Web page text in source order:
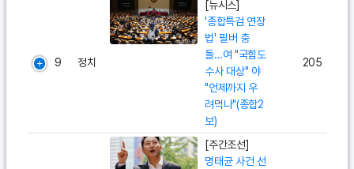
9 정치
[뉴시스]
'종합특검 연장
법' 필버 충
돌…여 "국힘도
수사 대상" 야
"언제까지 우
려먹나"(종합2
보)
205
[주간조선]
명태균 사건 선